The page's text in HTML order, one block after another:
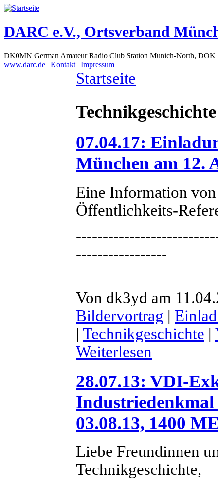
DARC e.V., Ortsverband
DK0MN German Amateur Radio Club Station Munich-North,
www.darc.de | Kontakt | Impressum
Startseite
Technikgeschichte
07.04.17:
München am 12.
Eine Information
Öffentlichkeits-
-----------------
Von dk3yd am
Bildervortrag |
| Technikgeschichte |
Weiterlesen
28.07.13: VDI-
Industriedenkmal
03.08.13, 1400
Liebe Freundinnen
Technikgeschichte,